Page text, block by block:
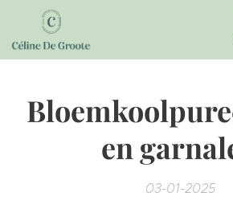
en
03-01-2025